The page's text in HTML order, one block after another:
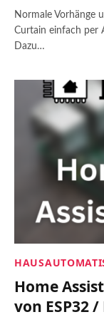
Normale Vorhänge
Curtain einfach per
Dazu…
Home
von ESP32